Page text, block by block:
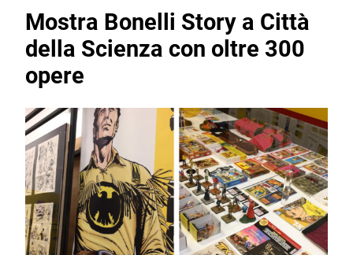
Mostra Bonelli Story a Città
della Scienza con oltre 300
opere